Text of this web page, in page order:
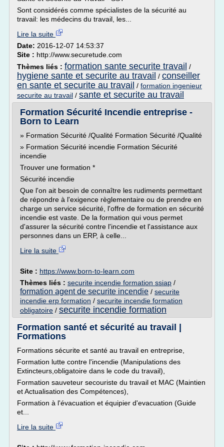
Sont considérés comme spécialistes de la sécurité au
travail: les médecins du travail, les...
Lire la suite
Date: 2016-12-07 14:53:37
Site : http://www.securetude.com
Thèmes liés : formation sante securite travail /
hygiene sante et securite au travail / conseiller
en sante et securite au travail / formation ingenieur
securite au travail / sante et securite au travail
Formation Sécurité Incendie entreprise -
Born to Learn
» Formation Sécurité /Qualité Formation Sécurité /Qualité
» Formation Sécurité incendie Formation Sécurité
incendie
Trouver une formation *
Sécurité incendie
Que l'on ait besoin de connaître les rudiments permettant
de répondre à l'exigence règlementaire ou de prendre en
charge un service sécurité, l'offre de formation en sécurité
incendie est vaste. De la formation qui vous permet
d'assurer la sécurité contre l'incendie et l'assistance aux
personnes dans un ERP, à celle...
Lire la suite
Site : https://www.born-to-learn.com
Thèmes liés : securite incendie formation ssiap /
formation agent de securite incendie / securite
incendie erp formation / securite incendie formation
obligatoire / securite incendie formation
Formation santé et sécurité au travail |
Formations
Formations sécurite et santé au travail en entreprise,
Formation lutte contre l'incendie (Manipulations des
Extincteurs,obligatoire dans le code du travail),
Formation sauveteur secouriste du travail et MAC (Maintien
et Actualisation des Compétences),
Formation à l'évacuation et équipier d'evacuation (Guide
et...
Lire la suite